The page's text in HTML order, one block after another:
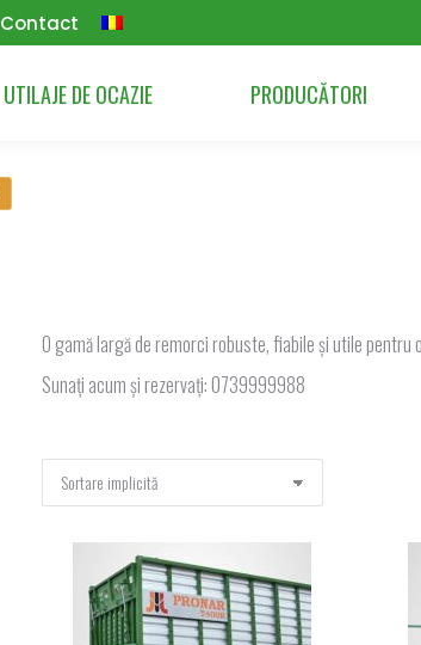
Contact
UTILAJE DE OCAZIE PRODUCĂTORI
O gamă largă de remorci robuste, fiabile și utile
Sunați acum și rezervați: 0739999988